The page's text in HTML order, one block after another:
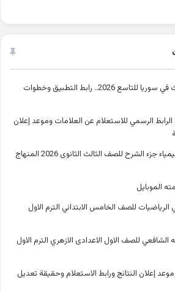
تحميل تطبيق النتائج المحدث في سوريا للتاسع 2026.. رابط التطبيق وخطوات
التوجيهي الأردن 2026.. الرابط الرسمي للاستعلام عن العلامات وموعد إعلان
تحميل كتاب الامتحان في الكيمياء جزء الشرح للصف الثالث الثانوى 2026 المنهاج
الموبايل
للصف الخامس الابتدائي الترم الاول
للصف الاول الاعدادى الازهري الترم الاول
التوجيهي الأردن 2026: موعد إعلان النتائج ورابط الاستعلام وحقيقة تعديل